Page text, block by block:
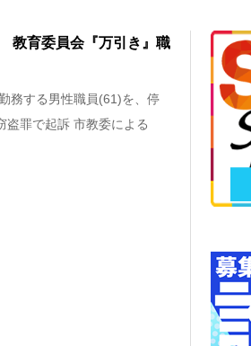
教育委員会『万引き』職
務する男性職員(61)を、停
盗罪で起訴 市教委による